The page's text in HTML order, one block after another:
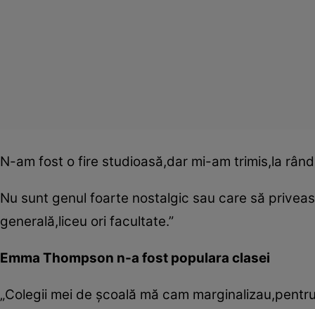
N-am fost o fire studioasă,dar mi-am trimis,la
Nu sunt genul foarte nostalgic sau care să
generală,liceu ori facultate.”
Emma Thompson n-a fost populara clasei
„Colegii mei de şcoală mă cam